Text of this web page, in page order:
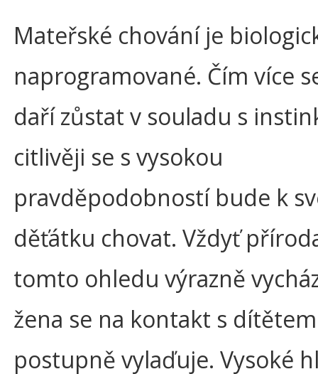
Mateřské chování je
naprogramované. Čím více
daří zůstat v souladu s
citlivěji se s vysokou
pravděpodobností bude k
děťátku chovat. Vždyť
tomto ohledu výrazně
žena se na kontakt s dítětem
postupně vylaďuje. Vysoké